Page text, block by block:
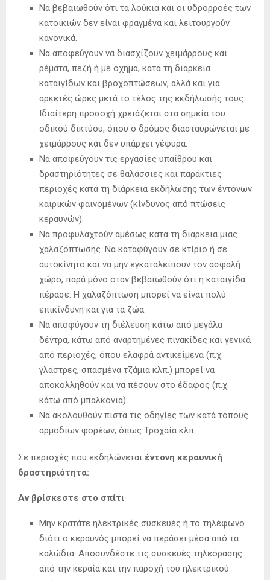
Να βεβαιωθούν ότι τα λούκια και οι υδρορροές των
κατοικιών δεν είναι φραγμένα και λειτουργούν
κανονικά.
Να αποφεύγουν να διασχίζουν χειμάρρους και
ρέματα, πεζή ή με όχημα, κατά τη διάρκεια
καταιγίδων και βροχοπτώσεων, αλλά και για
αρκετές ώρες μετά το τέλος της εκδήλωσής τους.
Ιδιαίτερη προσοχή χρειάζεται στα σημεία του
οδικού δικτύου, όπου ο δρόμος διασταυρώνεται με
χειμάρρους και δεν υπάρχει γέφυρα.
Να αποφεύγουν τις εργασίες υπαίθρου και
δραστηριότητες σε θαλάσσιες και παράκτιες
περιοχές κατά τη διάρκεια εκδήλωσης των έντονων
καιρικών φαινομένων (κίνδυνος από πτώσεις
κεραυνών).
Να προφυλαχτούν αμέσως κατά τη διάρκεια μιας
χαλαζόπτωσης. Να καταφύγουν σε κτίριο ή σε
αυτοκίνητο και να μην εγκαταλείπουν τον ασφαλή
χώρο, παρά μόνο όταν βεβαιωθούν ότι η καταιγίδα
πέρασε. Η χαλαζόπτωση μπορεί να είναι πολύ
επικίνδυνη και για τα ζώα.
Να αποφύγουν τη διέλευση κάτω από μεγάλα
δέντρα, κάτω από αναρτημένες πινακίδες και γενικά
από περιοχές, όπου ελαφρά αντικείμενα (π.χ.
γλάστρες, σπασμένα τζάμια κλπ.) μπορεί να
αποκολληθούν και να πέσουν στο έδαφος (π.χ.
κάτω από μπαλκόνια).
Να ακολουθούν πιστά τις οδηγίες των κατά τόπους
αρμοδίων φορέων, όπως Τροχαία κλπ.
Σε περιοχές που εκδηλώνεται έντονη κεραυνική
δραστηριότητα:
Αν βρίσκεστε στο σπίτι
Μην κρατάτε ηλεκτρικές συσκευές ή το τηλέφωνο
διότι ο κεραυνός μπορεί να περάσει μέσα από τα
καλώδια. Αποσυνδέστε τις συσκευές τηλεόρασης
από την κεραία και την παροχή του ηλεκτρικού